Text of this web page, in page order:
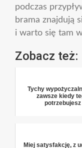
podczas
brama znajdują
i warto się tam
Zobacz też:
Tychy
zawsze kiedy
potrzebujesz
Miej satysfakcję, z